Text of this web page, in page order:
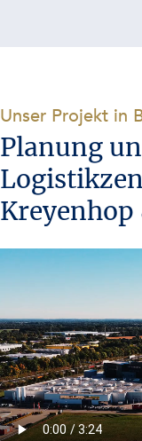
Unser Projekt in
Planung
Kreyenhop